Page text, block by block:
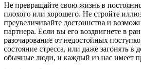
Не превращайте свою жизнь в
плохого или хорошего. Не стройте
преувеличивайте достоинства и
партнера. Если вы его воздвигнете в
разочарование от недостойных
состояние стресса, или даже загонять
обычные люди, и каждый из нас имеет